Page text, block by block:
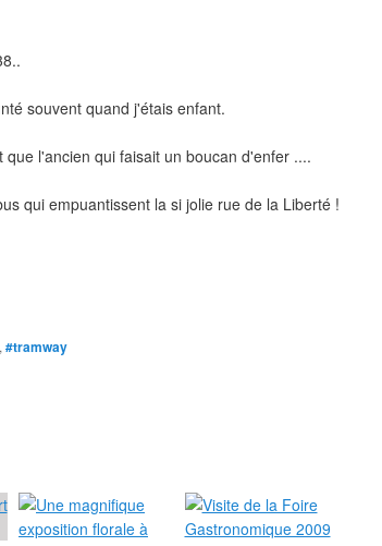
souvent quand j'étais enfant.
l'ancien qui faisait un boucan d'enfer ....
qui empuantissent la si jolie rue de la Liberté !
, #tramway